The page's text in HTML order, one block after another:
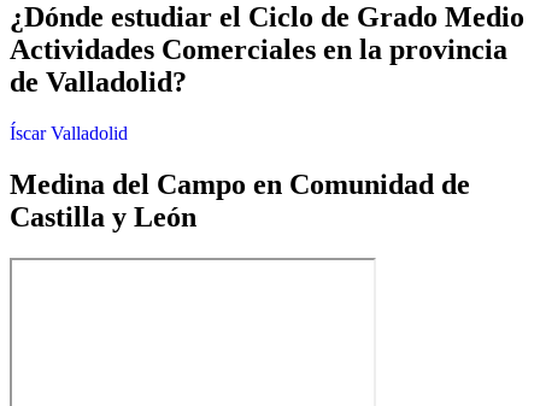
¿Dónde estudiar el Ciclo de Grado Medio
Actividades Comerciales en la provincia
de Valladolid?
Íscar Valladolid
Medina del Campo en Comunidad de
Castilla y León